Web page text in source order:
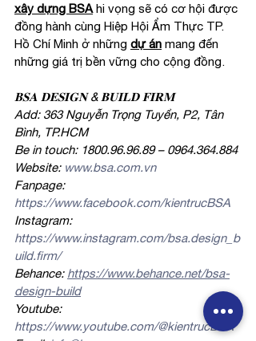
xây dựng BSA hi vọng sẽ có cơ hội được
đồng hành cùng Hiệp Hội Ẩm Thực TP.
Hồ Chí Minh ở những dự án mang đến
những giá trị bền vững cho cộng đồng.
𝐁𝐒𝐀 𝐃𝐄𝐒𝐈𝐆𝐍 & 𝐁𝐔𝐈𝐋𝐃 𝐅𝐈𝐑𝐌
Add: 363 Nguyễn Trọng Tuyển, P2, Tân
Bình, TP.HCM
Be in touch: 1800.96.96.89 – 0964.364.884
Website: www.bsa.com.vn
Fanpage:
https://www.facebook.com/kientrucBSA
Instagram:
https://www.instagram.com/bsa.design_b
uild.firm/
Behance: https://www.behance.net/bsa-
design-build
Youtube:
https://www.youtube.com/@kientrucBSA